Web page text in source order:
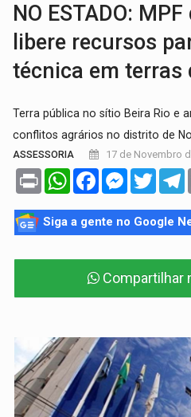
NO ESTADO:
libere recursos
técnica em terras
Terra pública no sítio Beira Rio e
conflitos agrários no distrito de
ASSESSORIA 17 de Novembro
Print WhatsAppFacebookMessenger
Siga a gente no Google
Compartilhar